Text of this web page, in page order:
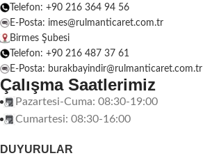
Telefon: +90 216 364 94 56
E-Posta: imes@rulmanticaret.com.tr
Birmes Şubesi
Telefon: +90 216 487 37 61
E-Posta: burakbayindir@rulmanticaret.com.tr
Çalışma Saatlerimiz
Pazartesi-Cuma: 08:30-19:00
Cumartesi: 08:30-16:00
DUYURULAR